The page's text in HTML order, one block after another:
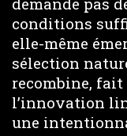
conditions
elle-même
sélection
recombine,
l’innovation
une